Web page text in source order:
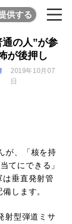
供する
通の人”が参
が後押し
2019年10月07
日
が、「核を持
てにできる」
垂直発射管
します。
射型弾道ミサ